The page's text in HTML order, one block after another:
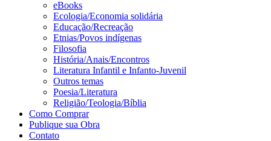
eBooks
Ecologia/Economia solidária
Educação/Recreação
Etnias/Povos indígenas
Filosofia
História/Anais/Encontros
Literatura Infantil e Infanto-Juvenil
Outros temas
Poesia/Literatura
Religião/Teologia/Bíblia
Como Comprar
Publique sua Obra
Contato